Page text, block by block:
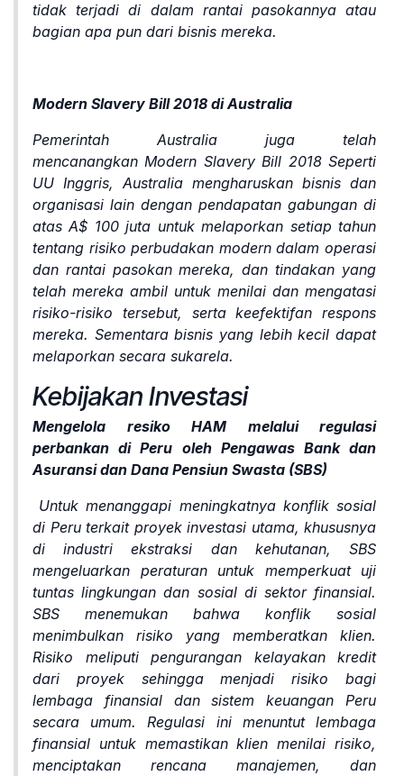
tidak terjadi di dalam rantai pasokannya atau
bagian apa pun dari bisnis mereka.
Modern Slavery Bill 2018 di Australia
Pemerintah Australia juga telah
mencanangkanModern Slavery Bill 2018 Seperti
UU Inggris, Australia mengharuskan bisnis dan
organisasi lain dengan pendapatan gabungan di
atas A$ 100 juta untuk melaporkan setiap tahun
tentang risiko perbudakan modern dalam operasi
dan rantai pasokan mereka, dan tindakan yang
telah mereka ambil untuk menilai dan mengatasi
risiko-risiko tersebut, serta keefektifan respons
mereka. Sementara bisnis yang lebih kecil dapat
melaporkan secara sukarela.
Kebijakan Investasi
Mengelola resiko HAM melalui regulasi
perbankan di Peru oleh Pengawas Bank dan
Asuransi dan Dana Pensiun Swasta (SBS)
Untuk menanggapi meningkatnya konflik sosial
di Peru terkait proyek investasi utama, khususnya
di industri ekstraksi dan kehutanan, SBS
mengeluarkan peraturan untuk memperkuat uji
tuntas lingkungan dan sosial di sektor finansial.
SBS menemukan bahwa konflik sosial
menimbulkan risiko yang memberatkan klien.
Risiko meliputi pengurangan kelayakan kredit
dari proyek sehingga menjadi risiko bagi
lembaga finansial dan sistem keuangan Peru
secara umum. Regulasi ini menuntut lembaga
finansial untuk memastikan klien menilai risiko,
menciptakan rencana manajemen, dan